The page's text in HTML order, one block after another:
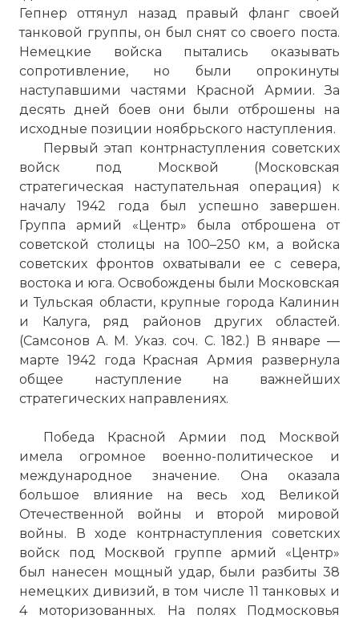
Гепнер оттянул назад правый фланг своей
танковой группы, он был снят со своего поста.
Немецкие войска пытались оказывать
сопротивление, но были опрокинуты
наступавшими частями Красной Армии. За
десять дней боев они были отброшены на
исходные позиции ноябрьского наступления.
Первый этап контрнаступления советских
войск под Москвой (Московская
стратегическая наступательная операция) к
началу 1942 года был успешно завершен.
Группа армий «Центр» была отброшена от
советской столицы на 100–250 км, а войска
советских фронтов охватывали ее с севера,
востока и юга. Освобождены были Московская
и Тульская области, крупные города Калинин
и Калуга, ряд районов других областей.
(Самсонов А. М. Указ. соч. С. 182.) В январе —
марте 1942 года Красная Армия развернула
общее наступление на важнейших
стратегических направлениях.
Победа Красной Армии под Москвой
имела огромное военно-политическое и
международное значение. Она оказала
большое влияние на весь ход Великой
Отечественной войны и второй мировой
войны. В ходе контрнаступления советских
войск под Москвой группе армий «Центр»
был нанесен мощный удар, были разбиты 38
немецких дивизий, в том числе 11 танковых и
4 моторизованных. На полях Подмосковья